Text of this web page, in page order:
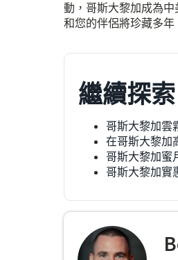
動，哥斯大黎加成為
和您的伴侶將珍藏多年
繼續探索
哥斯大黎加雲
在哥斯大黎加
哥斯大黎加蜜
哥斯大黎加實